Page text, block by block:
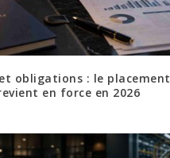
obligations : le placement
en force en 2026